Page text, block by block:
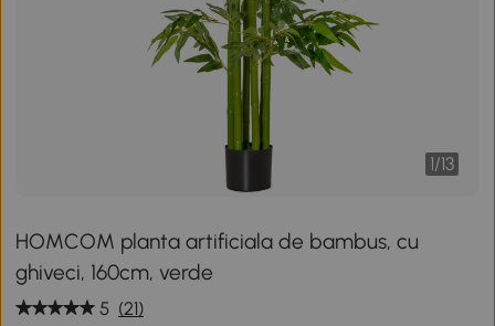
1/13
HOMCOM planta artificiala de bambus, cu
ghiveci, 160cm, verde
5 (21)